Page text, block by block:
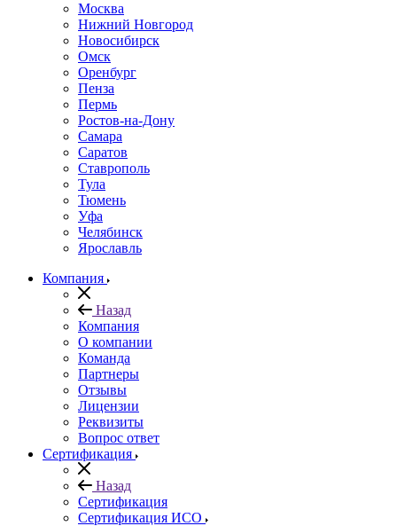
Москва
Нижний Новгород
Новосибирск
Омск
Оренбург
Пенза
Пермь
Ростов-на-Дону
Самара
Саратов
Ставрополь
Тула
Тюмень
Уфа
Челябинск
Ярославль
Компания
Назад
Компания
О компании
Команда
Партнеры
Отзывы
Лицензии
Реквизиты
Вопрос ответ
Сертификация
Назад
Сертификация
Сертификация ИСО